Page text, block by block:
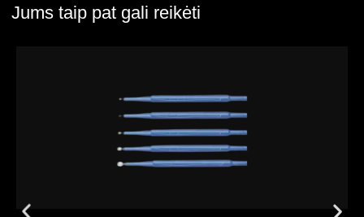
Jums taip pat gali reikėti